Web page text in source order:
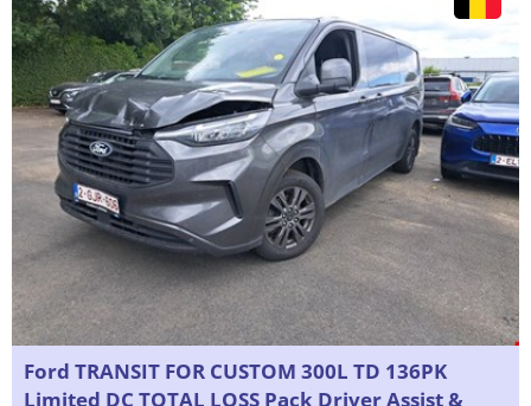
Ford TRANSIT FOR CUSTOM 300L TD 136PK
Limited DC TOTAL LOSS Pack Driver Assist &